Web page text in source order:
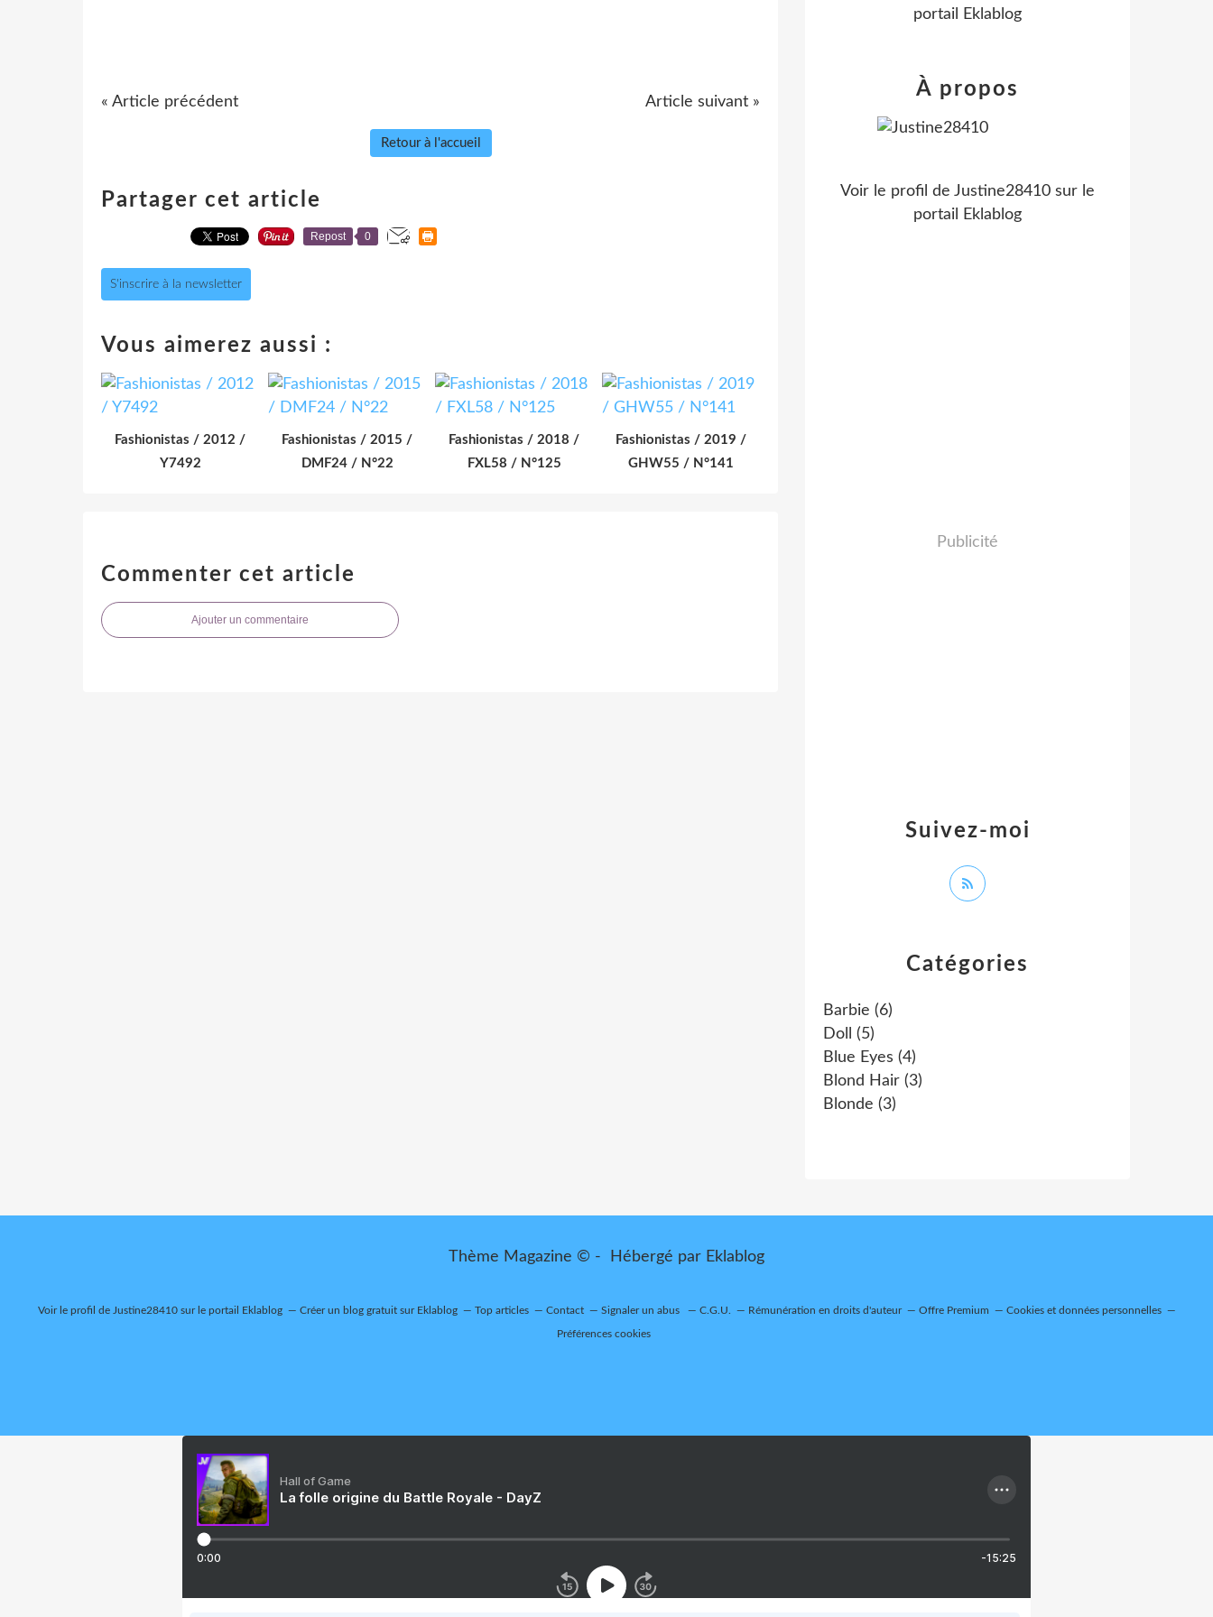
« Article précédent Article suivant »
Retour à l'accueil
Partager cet article
Repost 0
S'inscrire à la newsletter
Vous aimerez aussi :
Fashionistas / 2012 /
Y7492
Fashionistas / 2015 /
DMF24 / N°22
Fashionistas / 2018 /
FXL58 / N°125
Fashionistas / 2019 /
GHW55 / N°141
Commenter cet article
Ajouter un commentaire
Catégories
Barbie (6)
Doll
(5)
Blue Eyes (4)
Blond Hair (3)
Blonde (3)
portail Eklablog
Suivez-moi
À propos
Voir le profil de Justine28410 sur le
portail Eklablog
Publicité
Thème Magazine © - Hébergé par Eklablog
Voir le profil de Justine28410sur le portail Eklablog Créer un blog gratuit sur Eklablog Top articles Contact Signaler un abus C.G.U. Rémunération en droits d'auteur Offre Premium Cookies et données personnelles
Préférences cookies
Hall of Game
La folle origine du Battle Royale - DayZ
0:00 -15:25